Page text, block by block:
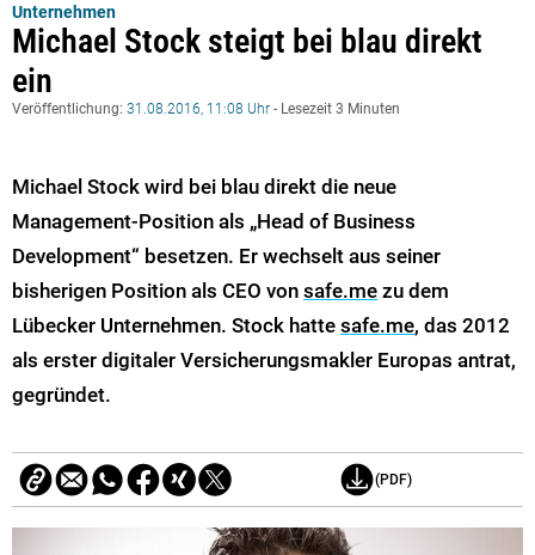
Unternehmen
Michael Stock steigt bei blau direkt
ein
Veröffentlichung: 31.08.2016, 11:08 Uhr - Lesezeit 3 Minuten
Michael Stock wird bei blau direkt die neue
Management-Position als „Head of Business
Development“ besetzen. Er wechselt aus seiner
bisherigen Position als CEO von safe.me zu dem
Lübecker Unternehmen. Stock hatte safe.me, das 2012
als erster digitaler Versicherungsmakler Europas antrat,
gegründet.
(PDF)